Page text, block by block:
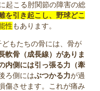
起こる肘関節の障害の総
を引き起こし、野球どこ
性 もあります。
どもたちの骨には、骨が
軟骨（成長線）がありま
内側には引っ張る力（牽
後ろ側にはぶつかる力が過
傷させます。これが痛み